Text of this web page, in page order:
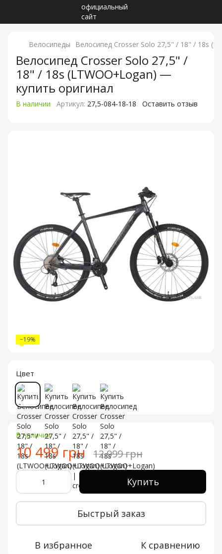
Велосипеды Велосипед Crosser Solo 27,5" / 18" / 18s
Велосипед Crosser Solo 27,5" /
18" / 18s (LTWOO+Logan) —
купить оригинал
В наличии Артикул: 27,5-084-18-18 Оставить отзыв
−19%
Цвет
В наличии
10 499 грн 12 999 грн
Купить
Быстрый заказ
В избранное К сравнению